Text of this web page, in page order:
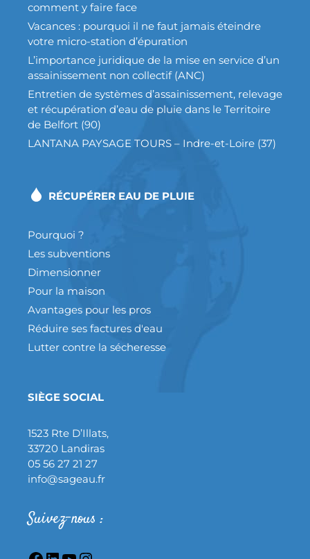
comment y faire face
Vacances : pourquoi il ne faut jamais éteindre
votre micro-station d’épuration
L’importance juridique de la mise en service d’un
assainissement non collectif (ANC)
Entretien de systèmes d’assainissement, relevage
et récupération d’eau de pluie dans le Territoire
de Belfort (90)
LANTANA PAYSAGE TOURS – Indre-et-Loire (37)
RÉCUPÉRER EAU DE PLUIE
Pourquoi ?
Les subventions
Dimensionner
Pour la maison
Avantages pour les pros
Réduire ses factures d'eau
Lutter contre la sécheresse
SIÈGE SOCIAL
1523 Rte D’Illats,
33720 Landiras
05 56 27 21 27
info@sageau.fr
Suivez-nous :